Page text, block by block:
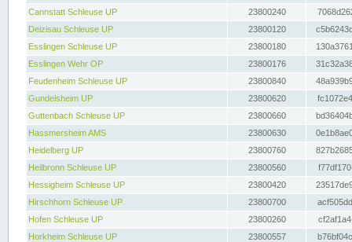
Cannstatt Schleuse UP
23800240
Deizisau Schleuse UP
23800120
Esslingen Schleuse UP
23800180
Esslingen Wehr OP
23800176
Feudenheim Schleuse UP
23800840
Gundelsheim UP
23800620
Guttenbach Schleuse UP
23800660
Hassmersheim AMS
23800630
Heidelberg UP
23800760
Heilbronn Schleuse UP
23800560
Hessigheim Schleuse UP
23800420
Hirschhorn Schleuse UP
23800700
Hofen Schleuse UP
23800260
Horkheim Schleuse UP
23800557